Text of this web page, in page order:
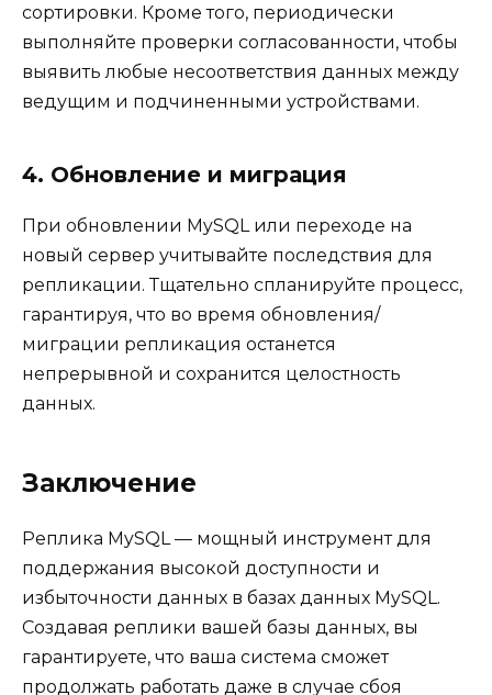
сортировки. Кроме того, периодически
выполняйте проверки согласованности, чтобы
выявить любые несоответствия данных между
ведущим и подчиненными устройствами.
4. Обновление и миграция
При обновлении MySQL или переходе на
новый сервер учитывайте последствия для
репликации. Тщательно спланируйте процесс,
гарантируя, что во время обновления/
миграции репликация останется
непрерывной и сохранится целостность
данных.
Заключение
Реплика MySQL — мощный инструмент для
поддержания высокой доступности и
избыточности данных в базах данных MySQL.
Создавая реплики вашей базы данных, вы
гарантируете, что ваша система сможет
продолжать работать даже в случае сбоя